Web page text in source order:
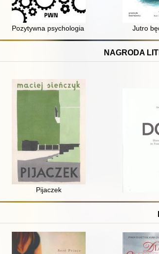
Pozytywna psychologia pracy i organizacji
Jutro
NAGRODA
Pijaczek